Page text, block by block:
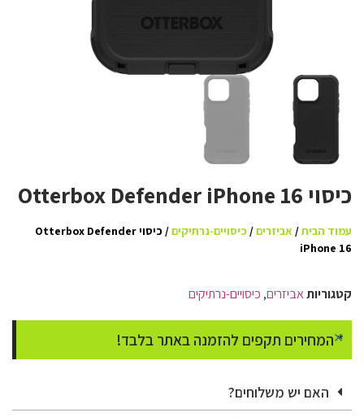
כיסוי Otterbox Defender iPhone 16
עמוד הבית/ אביזרים/ כיסויים-נרתיקים
/ כיסוי Otterbox Defender
iPhone 16
קטגוריותאביזרים, כיסויים-נרתיקים
* המחירים תקפים להזמנה באתר בלבד!
×
האם יש משלוחים?